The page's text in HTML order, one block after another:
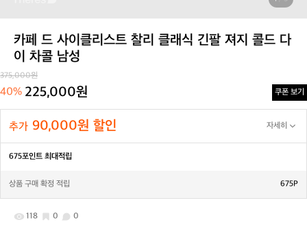
카페 드 사이클리스트 찰리 클래식 긴팔 져지 콜드 다
이 차콜 남성
375,000원
40% 225,000원 쿠폰 보기
추가 90,000원 할인 자세히
675포인트 최대적립
상품 구매 확정 적립 675P
118 0 0